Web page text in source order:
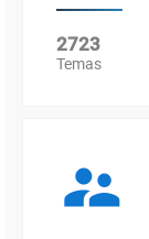
2723
Temas